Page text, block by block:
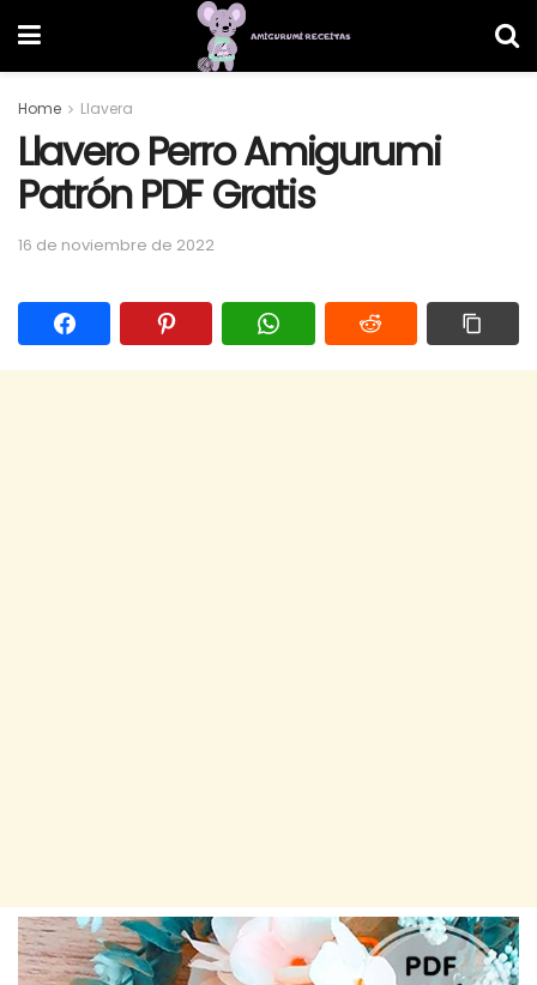
Home Llavera
Llavero Perro Amigurumi
Patrón PDF Gratis
16 de noviembre de 2022